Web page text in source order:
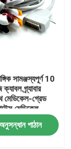
সামঞ্জস্যপূর্ণ 10
গ্র্যাবার
মেডিকেল-গ্রেড
মেডিকেল
RoHS সার্টিফাইড
পাঠান